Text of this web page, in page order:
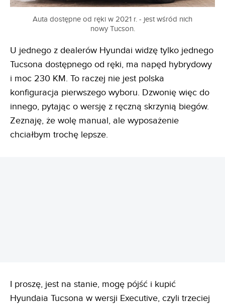
Auta dostępne od ręki w 2021 r. - jest wśród nich
nowy Tucson.
U jednego z dealerów Hyundai widzę tylko jednego
Tucsona dostępnego od ręki, ma napęd hybrydowy
i moc 230 KM. To raczej nie jest polska
konfiguracja pierwszego wyboru. Dzwonię więc do
innego, pytając o wersję z ręczną skrzynią biegów.
Zeznaję, że wolę manual, ale wyposażenie
chciałbym trochę lepsze.
I proszę, jest na stanie, mogę pójść i kupić
Hyundaia Tucsona w wersji Executive, czyli trzeciej